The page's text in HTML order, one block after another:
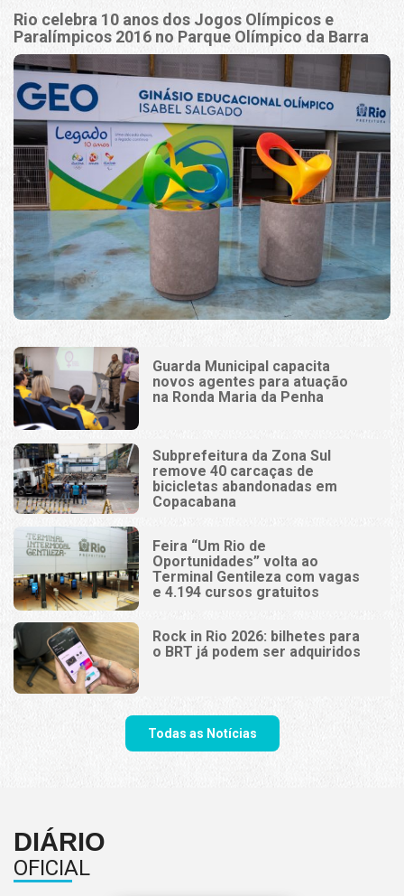
Rio celebra 10 anos dos Jogos Olímpicos e
Paralímpicos 2016 no Parque Olímpico da Barra
Guarda Municipal capacita
novos agentes para atuação
na Ronda Maria da Penha
Subprefeitura da Zona Sul
remove 40 carcaças de
bicicletas abandonadas em
Copacabana
Feira “Um Rio de
Oportunidades” volta ao
Terminal Gentileza com vagas
e 4.194 cursos gratuitos
Rock in Rio 2026: bilhetes para
o BRT já podem ser adquiridos
Todas as Notícias
DIÁRIO
OFICIAL